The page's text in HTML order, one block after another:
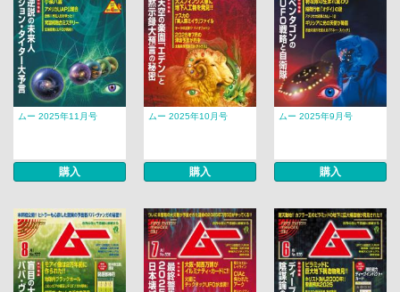
ムー 2025年11月号
購入
ムー 2025年10月号
購入
ムー 2025年9月号
購入